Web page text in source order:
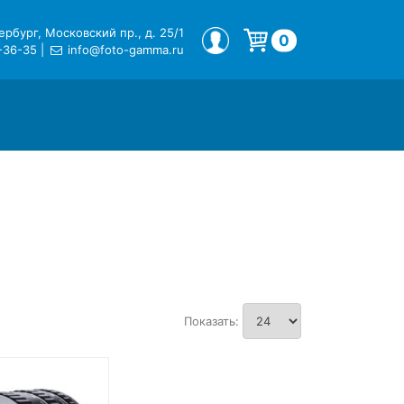
Московский пр., д. 25/1
36-35
info@foto-gamma.ru
МОЙ ПРОФИЛЬ 0